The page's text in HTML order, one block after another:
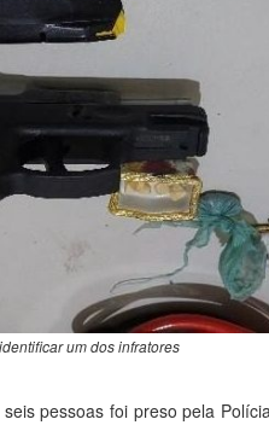
um dos infratores
pessoas foi preso pela